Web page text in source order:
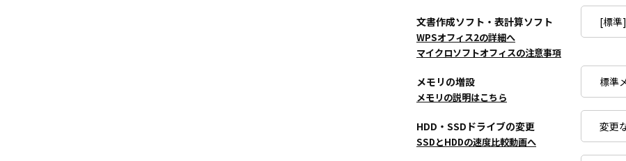
文書作成ソフト・表計算ソフト
WPSオフィス2の詳細へ
マイクロソフトオフィスの注意事項
メモリの増設
メモリの説明はこちら
HDD・SSDドライブの変更
SSDとHDDの速度比較動画へ